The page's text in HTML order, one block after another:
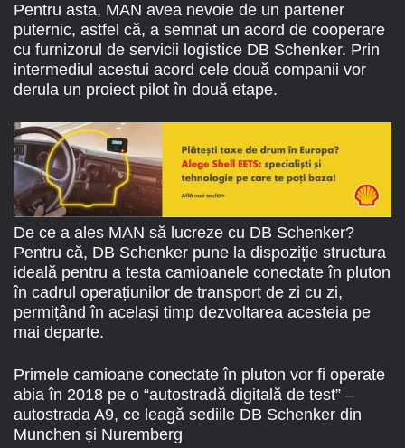
Pentru asta, MAN avea nevoie de un partener
puternic, astfel că, a semnat un acord de cooperare
cu furnizorul de servicii logistice DB Schenker. Prin
intermediul acestui acord cele două companii vor
derula un proiect pilot în două etape.
De ce a ales MAN să lucreze cu DB Schenker?
Pentru că, DB Schenker pune la dispoziție structura
ideală pentru a testa camioanele conectate în pluton
în cadrul operațiunilor de transport de zi cu zi,
permițând în același timp dezvoltarea acesteia pe
mai departe.
Primele camioane conectate în pluton vor fi operate
abia în 2018 pe o “autostradă digitală de test” –
autostrada A9, ce leagă sediile DB Schenker din
Munchen și Nuremberg